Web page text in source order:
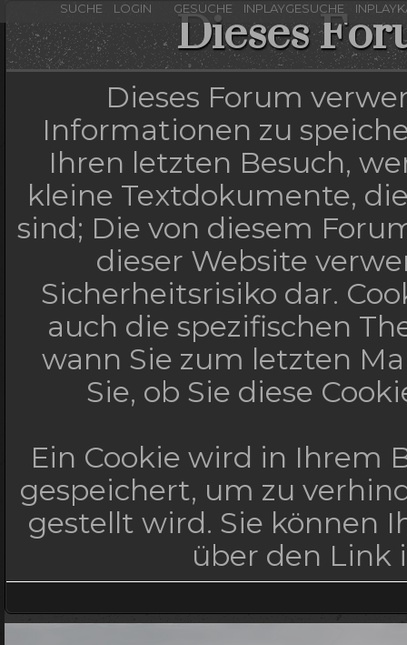
SUCHE LOGIN GESUCHE INPLAYGESUCHE
Dieses
Dieses Forum
Informationen zu
Ihren letzten Besuch,
kleine Textdokumente,
sind; Die von diesem
dieser Website
Sicherheitsrisiko dar.
auch die spezifischen
wann Sie zum letzten
Sie, ob Sie diese
Ein Cookie wird in Ihrem
gespeichert, um zu
gestellt wird. Sie können
über den Link